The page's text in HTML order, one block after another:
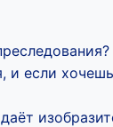
и если